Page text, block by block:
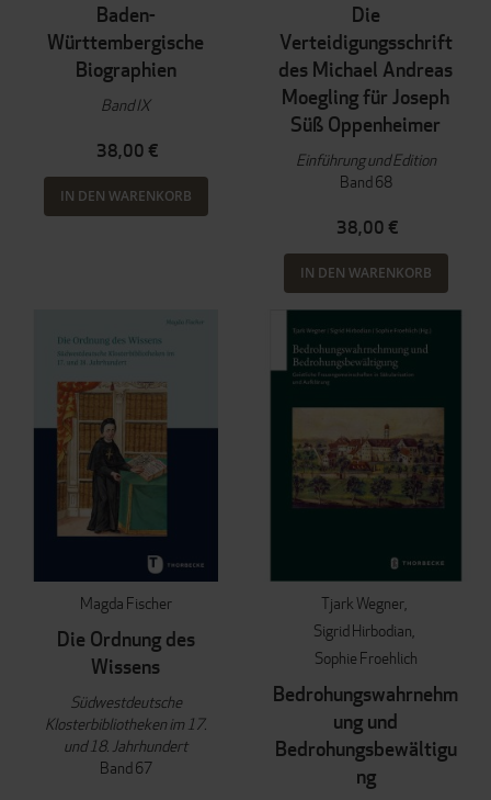
Baden-
Württembergische
Biographien
Band IX
38,00 €
IN DEN WARENKORB
Die
Verteidigungsschrift
des Michael Andreas
Moegling für Joseph
Süß Oppenheimer
Einführung und Edition
Band 68
38,00 €
IN DEN WARENKORB
Magda Fischer
Die Ordnung des
Wissens
Südwestdeutsche
Klosterbibliotheken im 17.
und 18. Jahrhundert
Band 67
Tjark Wegner
Sigrid Hirbodian
Sophie Froehlich
Bedrohungswahrnehm
ung und
Bedrohungsbewältigu
ng